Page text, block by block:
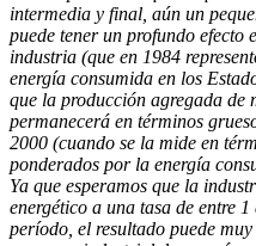
intermedia y final, aún un
puede tener un profundo efecto
industria (que en 1984
energía consumida en los
que la producción agregada de
permanecerá en términos
2000 (cuando se la mide en
pondera­dos por la energía
Ya que espera­mos que la
energético a una tasa de entre
período, el resultado puede